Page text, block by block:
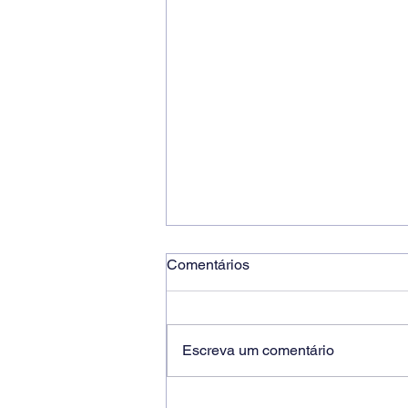
Comentários
Escreva um comentário